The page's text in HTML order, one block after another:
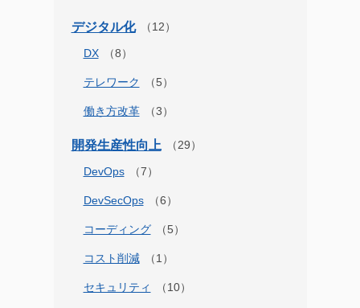
デジタル化
DX
テレワーク
働き方改革
開発生産性向上
DevOps
DevSecOps
コーディング
コスト削減
セキュリティ